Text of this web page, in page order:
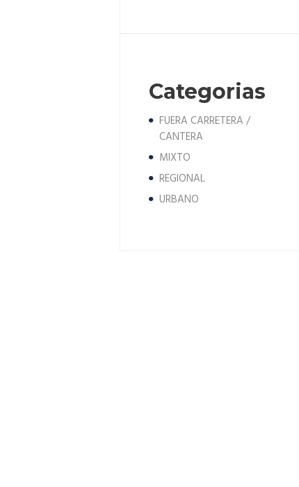
Categorias
FUERA CARRETERA /
CANTERA
MIXTO
REGIONAL
URBANO